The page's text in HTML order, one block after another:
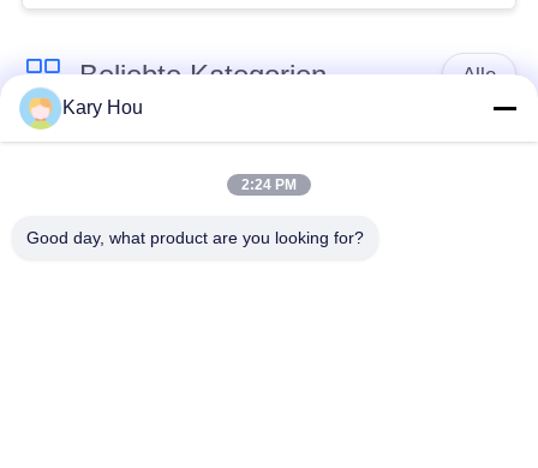
Beliebte Kategorien Alle
Schweißmaschine
Kary Hou
2:24 PM
Good day, what product are you looking for?